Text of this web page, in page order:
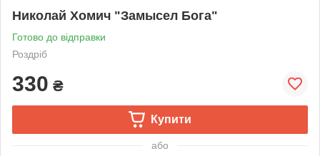
Николай Хомич "Замысел Бога"
Готово до відправки
Роздріб
330 ₴
Купити
або